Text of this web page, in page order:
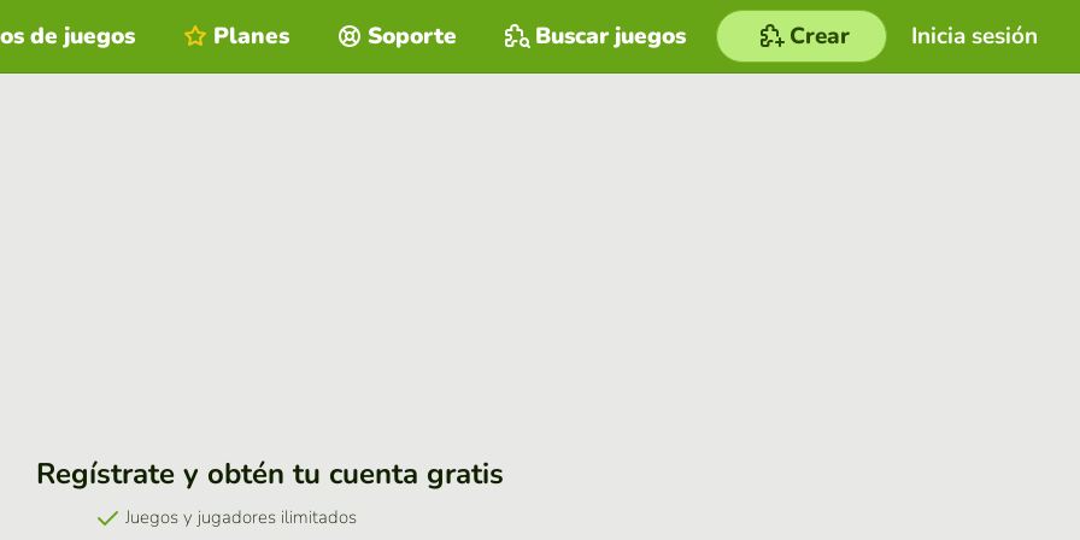
Inicia sesión
de juegos Planes Soporte Buscar juegos Crear
Regístrate y obtén tu cuenta gratis
Juegos y jugadores ilimitados